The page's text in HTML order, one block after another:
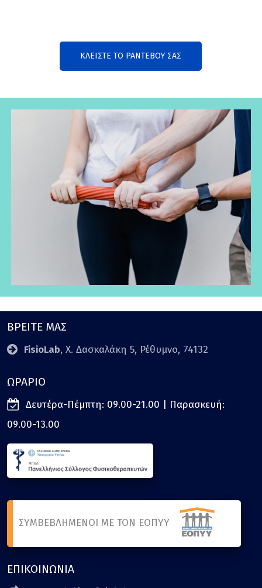
ΚΛΕΙΣΤΕ ΤΟ ΡΑΝΤΕΒΟΥ ΣΑΣ
ΒΡΕΙΤΕ ΜΑΣ
FisioLab, Χ. Δασκαλάκη 5, Ρέθυμνο, 74132
ΩΡΑΡΙΟ
Δευτέρα-Πέμπτη: 09.00-21.00 | Παρασκευή:
09.00-13.00
ΣΥΜΒΕΒΛΗΜΕΝΟΙ ΜΕ ΤΟΝ ΕΟΠYΥ
ΕΠΙΚΟΙΝΩΝΙΑ